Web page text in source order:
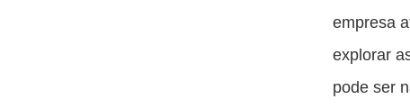
empresa
explorar
pode ser